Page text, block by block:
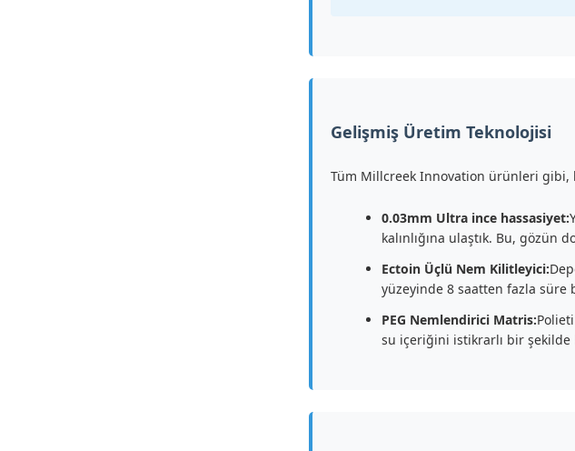
Gelişmiş Üretim Teknolojisi
Tüm Millcreek Innovation ürünleri
0.03mm Ultra ince hassasiyet:
kalınlığına ulaştık. Bu, gözün
Ectoin Üçlü Nem Kilitleyici:
yüzeyinde 8 saatten fazla süre
PEG Nemlendirici Matris:
su içeriğini istikrarlı bir